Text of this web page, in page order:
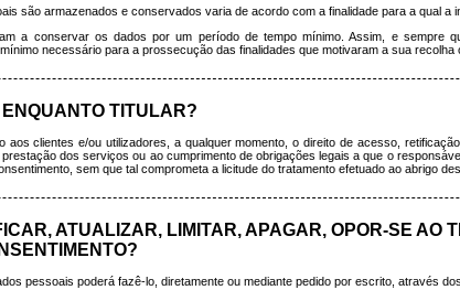
são armazenados e conservados varia de acordo com a finalidade para a qual a
a conservar os dados por um período de tempo mínimo. Assim, e sempre
necessário para a prossecução das finalidades que motivaram a sua recolha
TITULAR?
aos clientes e/ou utilizadores, a qualquer momento, o direito de acesso,
dos serviços ou ao cumprimento de obrigações legais a que o
sem que tal comprometa a licitude do tratamento efetuado ao abrigo
ATUALIZAR, LIMITAR, APAGAR, OPOR-SE AO
pessoais poderá fazê-lo, diretamente ou mediante pedido por escrito, através